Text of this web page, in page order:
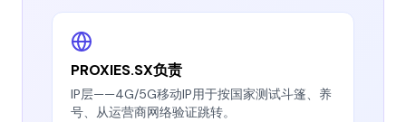
PROXIES.SX负责
IP层——4G/5G移动IP用于按国家测试斗篷、养
号、从运营商网络验证跳转。